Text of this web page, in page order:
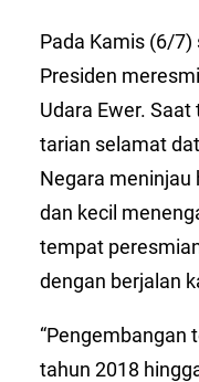
Pada Kamis (6/7)
Presiden
Udara Ewer.
tarian selamat
Negara meninjau
dan kecil
tempat
dengan berjalan
“Pengembangan
tahun 2018